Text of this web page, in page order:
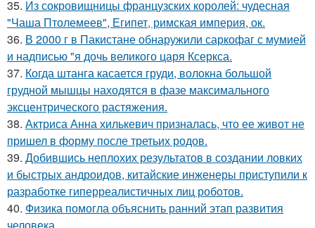
35. Из сокровищницы французских королей: чудесная
"Чаша Птолемеев", Египет, римская империя, ок.
36. В 2000 г в Пакистане обнаружили саркофаг с мумией
и надписью "я дочь великого царя Ксеркса.
37. Когда штанга касается груди, волокна большой
грудной мышцы находятся в фазе максимального
эксцентрического растяжения.
38. Актриса Анна хилькевич призналась, что ее живот не
пришел в форму после третьих родов.
39. Добившись неплохих результатов в создании ловких
и быстрых андроидов, китайские инженеры приступили к
разработке гиперреалистичных лиц роботов.
40. Физика помогла объяснить ранний этап развития